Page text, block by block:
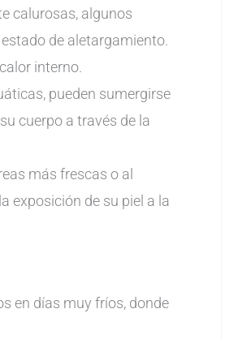
calurosas, algunos
de aletargamiento.
interno.
pueden sumergirse
cuerpo a través de la
más frescas o al
exposición de su piel a la
en días muy fríos, donde